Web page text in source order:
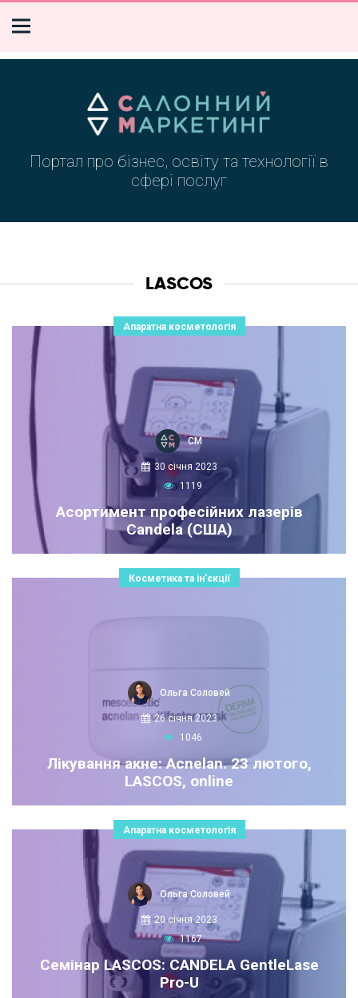
Портал про бізнес, освіту та технології в
сфері послуг
LASCOS
Апаратна косметологія
СМ
30 січня 2023
1119
Асортимент професійних лазерів
Candela (США)
Косметика та ін'єкції
Ольга Соловей
26 січня 2023
1046
Лікування акне: Acnelan. 23 лютого,
LASCOS, online
Апаратна косметологія
Ольга Соловей
20 січня 2023
1167
Семінар LASCOS: CANDELA GentleLase
Pro-U